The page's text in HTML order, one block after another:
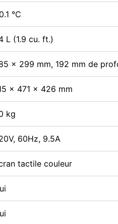
°C
L (1.9 cu. ft.)
× 299 mm, 192 mm de
× 471 × 426 mm
kg
60Hz, 9.5A
tactile couleur